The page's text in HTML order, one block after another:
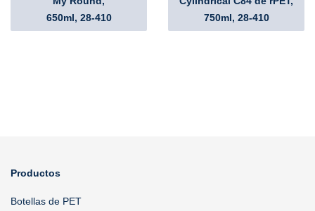
650ml, 28-410
750ml, 28-410
Productos
Botellas de PET